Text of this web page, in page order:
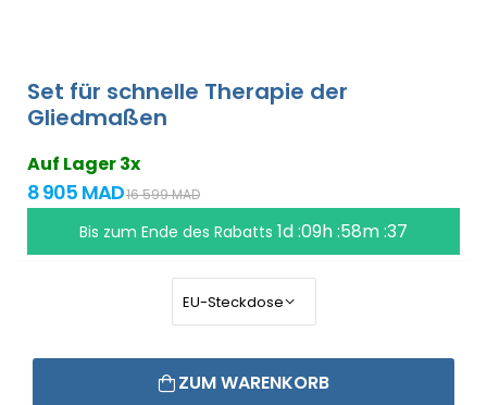
Set für schnelle Therapie der
Gliedmaßen
Auf Lager 3x
8 905 MAD16 599 MAD
Bis zum Ende des Rabatts 1d :09h :58m :36
ZUM WARENKORB